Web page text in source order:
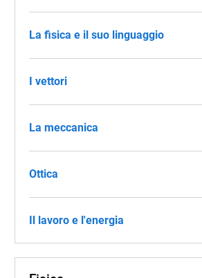
La fisica e il suo linguaggio
I vettori
La meccanica
Ottica
Il lavoro e l'energia